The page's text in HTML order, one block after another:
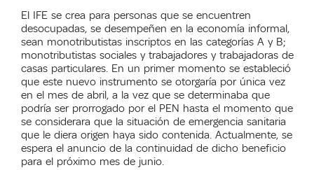
El IFE se crea para personas que se encuentren
desocupadas, se desempeñen en la economía informal,
sean monotributistas inscriptos en las categorías A y B;
monotributistas sociales y trabajadores y trabajadoras de
casas particulares. En un primer momento se estableció
que este nuevo instrumento se otorgaría por única vez
en el mes de abril, a la vez que se determinaba que
podría ser prorrogado por el PEN hasta el momento que
se considerara que la situación de emergencia sanitaria
que le diera origen haya sido contenida. Actualmente, se
espera el anuncio de la continuidad de dicho beneficio
para el próximo mes de junio.